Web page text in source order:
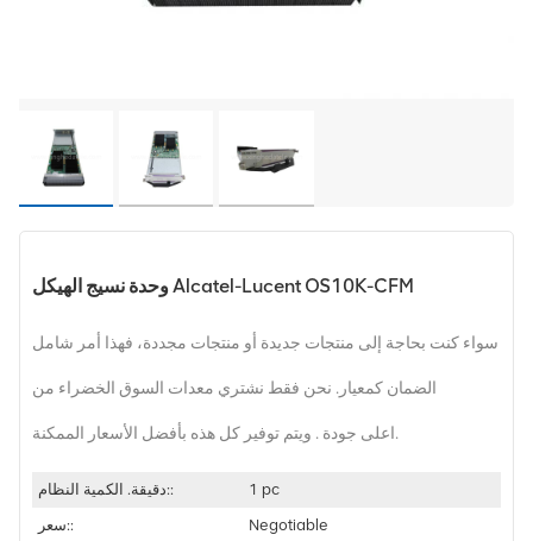
وحدة نسيج الهيكل Alcatel-Lucent OS10K-CFM
سواء كنت بحاجة إلى منتجات جديدة أو منتجات مجددة، فهذا أمر شامل
الضمان كمعيار. نحن فقط نشتري معدات السوق الخضراء من
اعلى جودة . ويتم توفير كل هذه بأفضل الأسعار الممكنة.
دقيقة. الكمية النظام::
1 pc
سعر::
Negotiable